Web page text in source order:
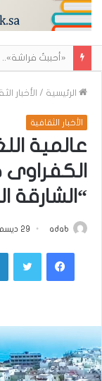
الرئيسية / الأخبار
الأخبار الثقافية
عالمية
الكفراوى
“الشارقة
adab 29 ديسمبر، 2020
فيسبوك